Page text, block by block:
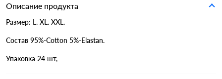
Описание продукта
Размер: L. XL. XXL.
Состав 95%-Cotton 5%-Elastan.
Упаковка 24 шт,